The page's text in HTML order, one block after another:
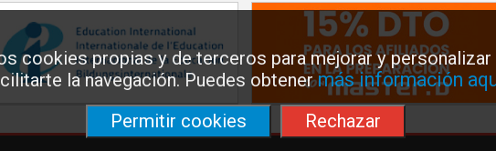
cookies propias y de terceros para mejorar y
la navegación. Puedes obtenermás información
Permitir cookies
Rechazar